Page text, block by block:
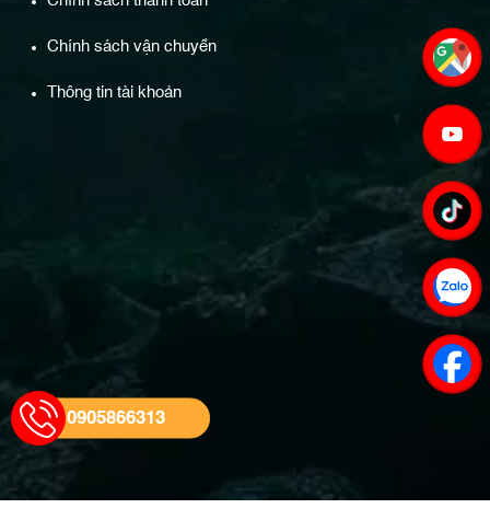
Chính sách vận chuyển
Thông tin tài khoản
0905866313